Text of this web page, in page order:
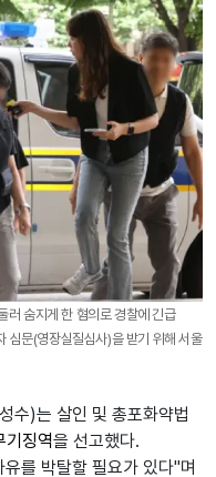
러 숨지게 한 혐의로 경찰에 긴급
심문(영장실질심사)을 받기 위해 서울
수)는 살인 및 총포화약법
기징역을 선고했다.
를 박탈할 필요가 있다"며